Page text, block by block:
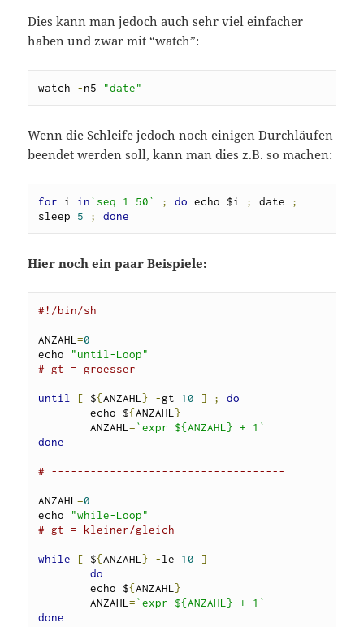
Dies kann man jedoch auch sehr viel einfacher
haben und zwar mit “watch”:
watch -n5 "date"
Wenn die Schleife jedoch noch einigen Durchläufen
beendet werden soll, kann man dies z.B. so machen:
for i in`seq 1 50` ; do echo $i ; date ;
sleep 5 ; done
Hier noch ein paar Beispiele:
#!/bin/sh
ANZAHL=0
echo "until-Loop"
# gt = groesser
until [ ${ANZAHL} -gt 10 ] ;
do
        echo $
{ANZAHL}
        ANZAHL
=`expr ${ANZAHL} + 1`
done
# ------------------------------------
ANZAHL=0
echo "while-Loop"
# gt = kleiner/gleich
while [ ${ANZAHL} -le 10
]
do
        echo $
{ANZAHL}
        ANZAHL
=`expr ${ANZAHL} + 1`
done